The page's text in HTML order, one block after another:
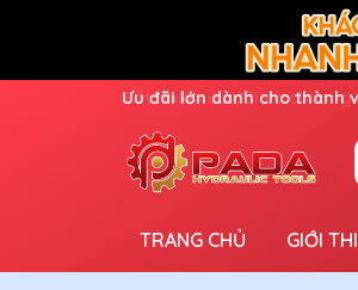
Ưu đãi lớn dành cho thành
TRANG CHỦ GIỚI